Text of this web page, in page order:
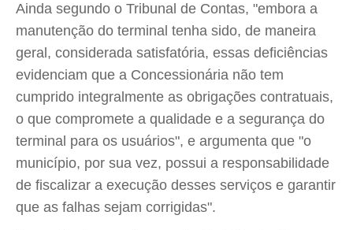
Ainda segundo o Tribunal de Contas, "embora a
manutenção do terminal tenha sido, de maneira
geral, considerada satisfatória, essas deficiências
evidenciam que a Concessionária não tem
cumprido integralmente as obrigações contratuais,
o que compromete a qualidade e a segurança do
terminal para os usuários", e argumenta que "o
município, por sua vez, possui a responsabilidade
de fiscalizar a execução desses serviços e garantir
que as falhas sejam corrigidas".